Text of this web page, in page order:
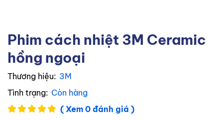
Phim cách nhiệt 3M Ceramic
hồng ngoại
Thương hiệu: 3M
Tình trạng: Còn hàng
( Xem 0 đánh giá )